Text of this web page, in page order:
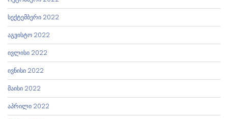
სექტემბერი 2022
აგვისტო 2022
ივლისი 2022
ივნისი 2022
მაისი 2022
აპრილი 2022